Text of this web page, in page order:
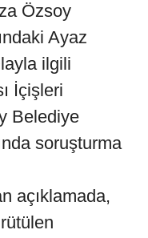
Özsoy
Ayaz
ilgili
İçişleri
Belediye
soruşturma
açıklamada,